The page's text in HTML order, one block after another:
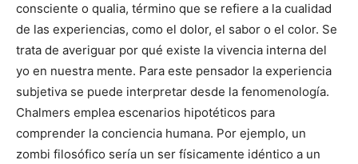
consciente o qualia, término que se refiere a la cualidad
de las experiencias, como el dolor, el sabor o el color. Se
trata de averiguar por qué existe la vivencia interna del
yo en nuestra mente. Para este pensador la experiencia
subjetiva se puede interpretar desde la fenomenología.
Chalmers emplea escenarios hipotéticos para
comprender la conciencia humana. Por ejemplo, un
zombi filosófico sería un ser físicamente idéntico a un